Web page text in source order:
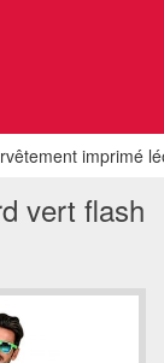
imprimé
vert flash